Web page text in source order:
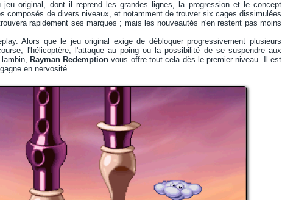
original, dont il reprend les grandes lignes, la progression et le concept
composés de divers niveaux, et notamment de trouver six cages dissimulées
rapidement ses marques ; mais les nouveautés n'en restent pas moins
Alors que le jeu original exige de débloquer progressivement plusieurs
l'hélicoptère, l'attaque au poing ou la possibilité de se suspendre aux
Rayman Redemption vous offre tout cela dès le premier niveau. Il est
en nervosité.